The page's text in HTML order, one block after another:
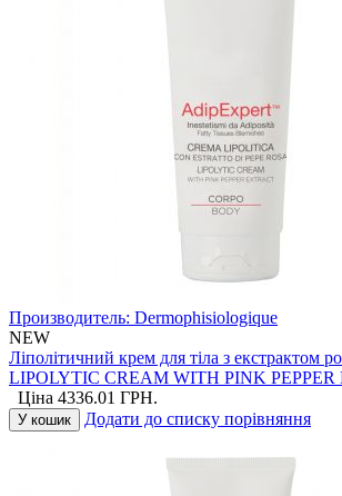
Производитель: Dermophisiologique
NEW
Ліполітичний крем для тіла з екстрактом
LIPOLYTIC CREAM WITH PINK
Ціна 4336.01 ГРН.
У кошик Додати до списку порівняння